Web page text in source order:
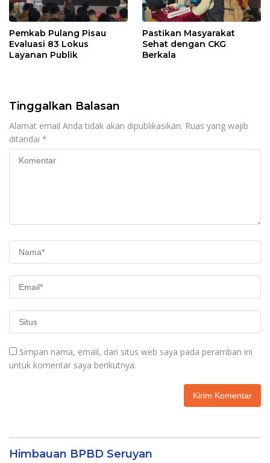
Pemkab Pulang Pisau
Evaluasi 83 Lokus
Layanan Publik
Pastikan Masyarakat
Sehat dengan CKG
Berkala
Tinggalkan Balasan
Alamat email Anda tidak akan dipublikasikan. Ruas yang wajib
ditandai *
Simpan nama, email, dan situs web saya pada peramban ini
untuk komentar saya berikutnya.
Himbauan BPBD Seruyan